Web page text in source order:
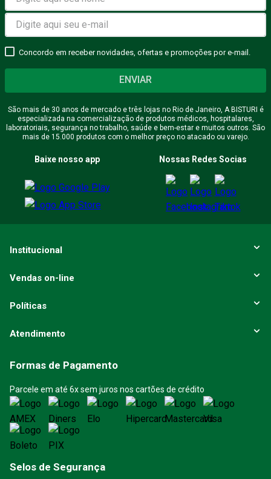
Concordo em receber novidades, ofertas e promoções por e-mail.
ENVIAR
São mais de 30 anos de mercado e três lojas no Rio de Janeiro, A BISTURI é
especializada na comercialização de produtos médicos, hospitalares,
laboratoriais, segurança no trabalho, saúde e bem-estar e muitos outros. São
mais de 15.000 produtos com o melhor preço no atacado ou varejo.
Baixe nosso app Nossas Redes Socias
Institucional
Vendas on-line
Políticas
Atendimento
Formas de Pagamento
Parcele em até 6x sem juros nos cartões de crédito
Selos de Segurança